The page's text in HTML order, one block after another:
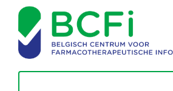
content